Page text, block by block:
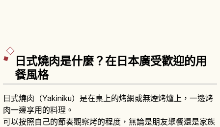
日式燒肉是什麼？在日本廣受歡迎的用
餐風格
日式燒肉（Yakiniku）是在桌上的烤網或無煙烤爐上，一邊烤
肉一邊享用的料理。
可以按照自己的節奏觀察烤的程度，無論是朋友聚餐還是家族